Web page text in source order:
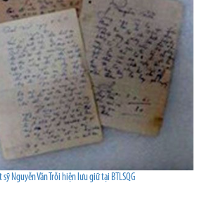
Nguyễn Văn Trỗi hiện lưu giữ tại BTLSQG